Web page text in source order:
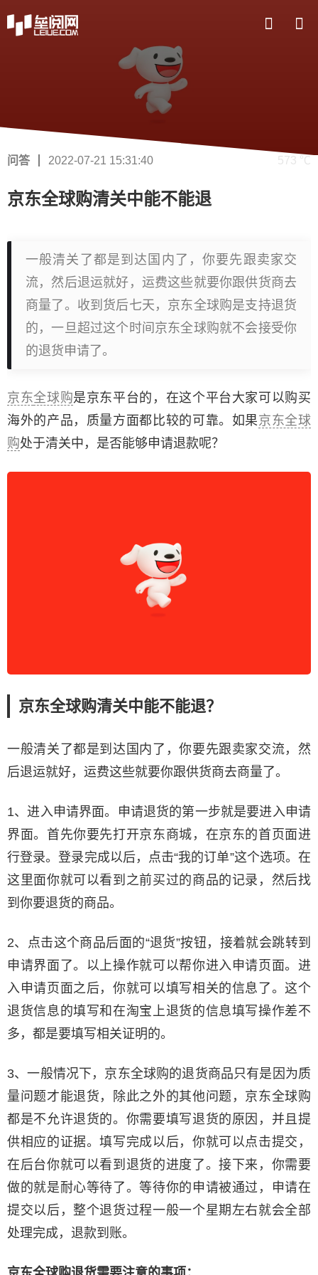
问答 2022-07-21 15:31:40 573 ℃
京东全球购清关中能不能退
一般清关了都是到达国内了，你要先跟卖家交
流，然后退运就好，运费这些就要你跟供货商去
商量了。收到货后七天，京东全球购是支持退货
的，一旦超过这个时间京东全球购就不会接受你
的退货申请了。
京东全球购是京东平台的，在这个平台大家可以购买
海外的产品，质量方面都比较的可靠。如果京东全球
购处于清关中，是否能够申请退款呢？
京东全球购清关中能不能退？
一般清关了都是到达国内了，你要先跟卖家交流，然
后退运就好，运费这些就要你跟供货商去商量了。
1、进入申请界面。申请退货的第一步就是要进入申请
界面。首先你要先打开京东商城，在京东的首页面进
行登录。登录完成以后，点击“我的订单”这个选项。在
这里面你就可以看到之前买过的商品的记录，然后找
到你要退货的商品。
2、点击这个商品后面的“退货”按钮，接着就会跳转到
申请界面了。以上操作就可以帮你进入申请页面。进
入申请页面之后，你就可以填写相关的信息了。这个
退货信息的填写和在淘宝上退货的信息填写操作差不
多，都是要填写相关证明的。
3、一般情况下，京东全球购的退货商品只有是因为质
量问题才能退货，除此之外的其他问题，京东全球购
都是不允许退货的。你需要填写退货的原因，并且提
供相应的证据。填写完成以后，你就可以点击提交，
在后台你就可以看到退货的进度了。接下来，你需要
做的就是耐心等待了。等待你的申请被通过，申请在
提交以后，整个退货过程一般一个星期左右就会全部
处理完成，退款到账。